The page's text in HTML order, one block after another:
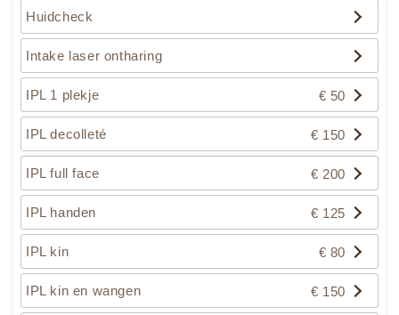
Huidcheck
Intake laser ontharing
IPL 1 plekje € 50
IPL decolleté € 150
IPL full face € 200
IPL handen € 125
IPL kin € 80
IPL kin en wangen € 150